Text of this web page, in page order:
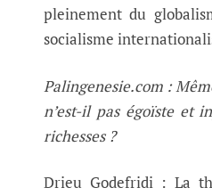
pleinement du
socialisme
Palingenesie.com :
n’est-il pas égoïste et
richesses ?
Drieu Godefridi : La